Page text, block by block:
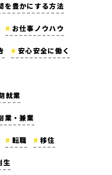
を豊かにする方法
お仕事ノウハウ
安心安全に働く
就業
業・兼業
転職 移住
生